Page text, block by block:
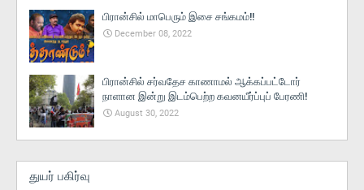
பிரான்சில் மாபெரும் இசை சங்கமம்!!
December 08, 2022
பிரான்சில் சர்வதேச காணாமல் ஆக்கப்பட்டோர்
நாளான இன்று இடம்பெற்ற கவனயீர்ப்புப் பேரணி!
August 30, 2022
துயர் பகிர்வு